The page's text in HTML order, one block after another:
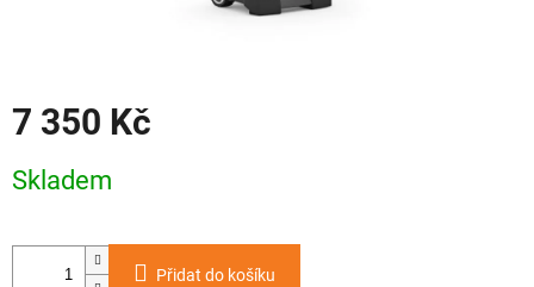
7 350 Kč
cena:
Skladem
Přidat do košíku